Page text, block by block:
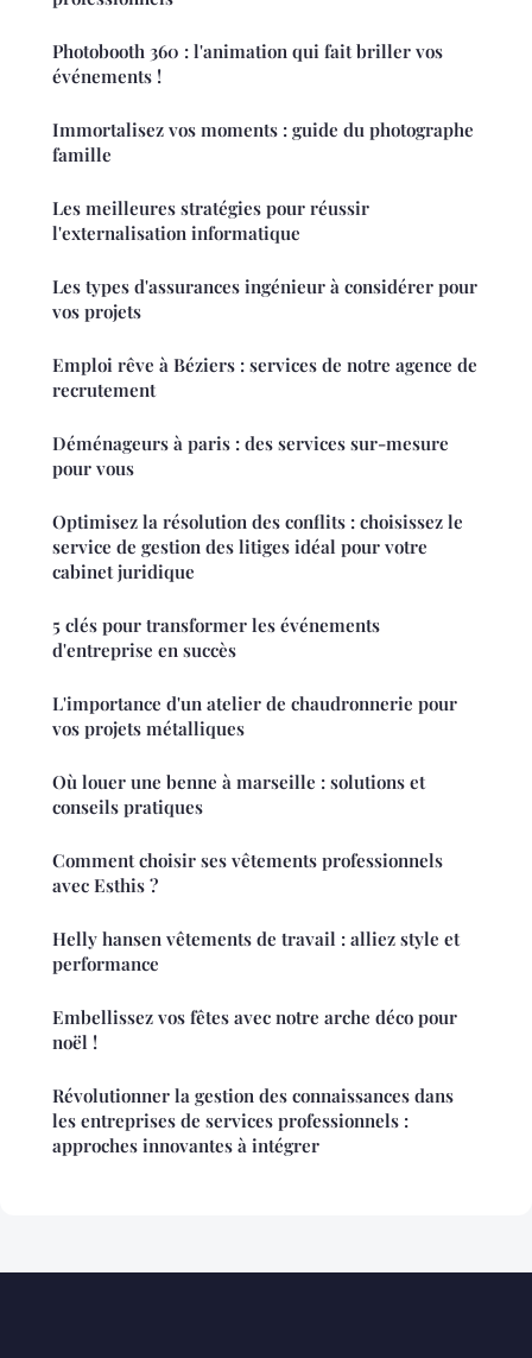
Photobooth 360 : l'animation qui fait briller vos
événements !
Immortalisez vos moments : guide du photographe
famille
Les meilleures stratégies pour réussir
l'externalisation informatique
Les types d'assurances ingénieur à considérer pour
vos projets
Emploi rêve à Béziers : services de notre agence de
recrutement
Déménageurs à paris : des services sur-mesure
pour vous
Optimisez la résolution des conflits : choisissez le
service de gestion des litiges idéal pour votre
cabinet juridique
5 clés pour transformer les événements
d'entreprise en succès
L'importance d'un atelier de chaudronnerie pour
vos projets métalliques
Où louer une benne à marseille : solutions et
conseils pratiques
Comment choisir ses vêtements professionnels
avec Esthis ?
Helly hansen vêtements de travail : alliez style et
performance
Embellissez vos fêtes avec notre arche déco pour
noël !
Révolutionner la gestion des connaissances dans
les entreprises de services professionnels :
approches innovantes à intégrer